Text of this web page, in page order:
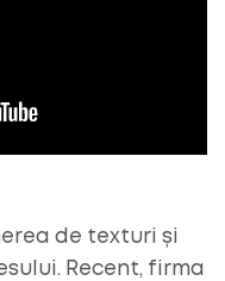
de texturi și
Recent, firma